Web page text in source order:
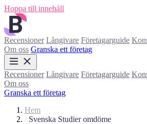
Hoppa till innehåll
Recensioner Långivare Företagarguide
Om oss Granska ett företag
Recensioner Långivare Företagarguide
Om oss
Granska ett företag
Hem
/ Svenska Studier omdöme